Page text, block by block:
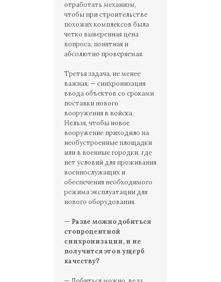
отработать механизм,
чтобы при строительстве
похожих комплексов была
четко выверенная цена
вопроса, понятная и
абсолютно проверяемая.
Третья задача, не менее
важная, — синхронизация
ввода объектов со сроками
поставки нового
вооружения в войска.
Нельзя, чтобы новое
вооружение приходило на
необустроенные площадки
или в военные городки, где
нет условий для проживания
военнослужащих и
обеспечения необходимого
режима эксплуатации для
нового оборудования.
— Разве можно добиться
стопроцентной
синхронизации, и не
получится это в ущерб
качеству?